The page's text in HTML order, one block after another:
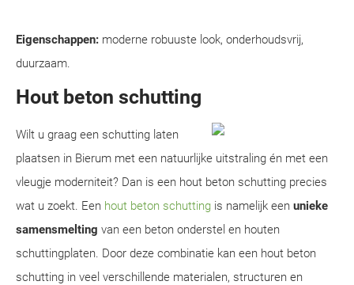
Eigenschappen: moderne robuuste look, onderhoudsvrij,
duurzaam.
Hout beton schutting
Wilt u graag een schutting laten
plaatsen in Bierum met een natuurlijke uitstraling én met een
vleugje moderniteit? Dan is een hout beton schutting precies
wat u zoekt. Een hout beton schutting is namelijk een unieke
samensmelting van een beton onderstel en houten
schuttingplaten. Door deze combinatie kan een hout beton
schutting in veel verschillende materialen, structuren en